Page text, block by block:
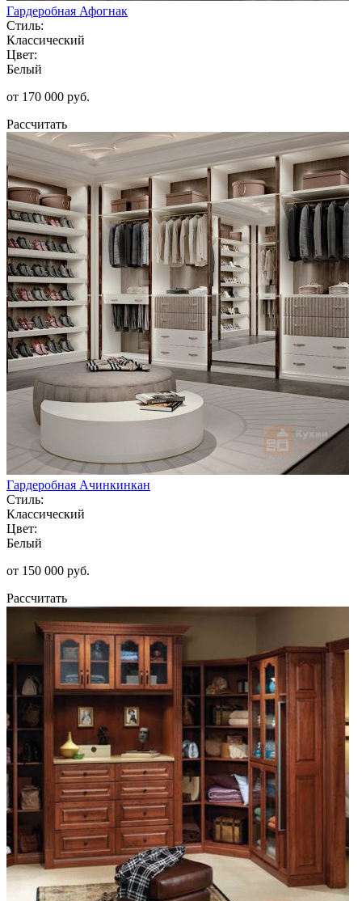
Гардеробная Афогнак
Стиль:
Классический
Цвет:
Белый
от 170 000 руб.
Рассчитать
Гардеробная Ачинкинкан
Стиль:
Классический
Цвет:
Белый
от 150 000 руб.
Рассчитать